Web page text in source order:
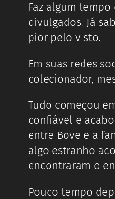
Faz algum
divulgados. Já
pior pelo visto.
Em suas redes
colecionador,
Tudo começou
confiável e
entre Bove e a
algo estranho
encontraram o
Pouco tempo